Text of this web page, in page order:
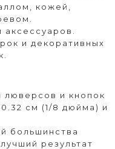
кожей,
и декоративных
люверсов и кнопок
см (1/8 дюйма) и
большинства
результат